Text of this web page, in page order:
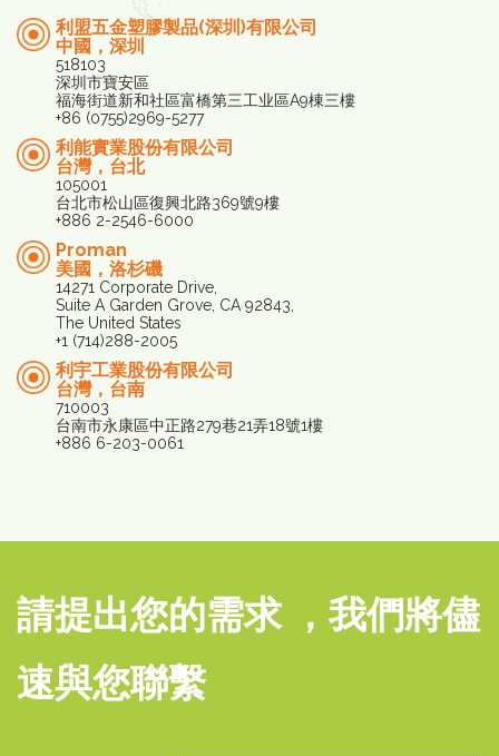
利盟五金塑膠製品(深圳)有限公司
中國，深圳
518103
深圳市寶安區
福海街道新和社區富橋第三工业區A9棟三樓
+86 (0755)2969-5277
利能實業股份有限公司
台灣，台北
105001
台北市松山區復興北路369號9樓
+886 2-2546-6000
Proman
美國，洛杉磯
14271 Corporate Drive,
Suite A Garden Grove, CA 92843,
The United States
+1 (714)288-2005
利宇工業股份有限公司
台灣，台南
710003
台南市永康區中正路279巷21弄18號1樓
+886 6-203-0061
請提出您的需求 ，我們將儘
速與您聯繫